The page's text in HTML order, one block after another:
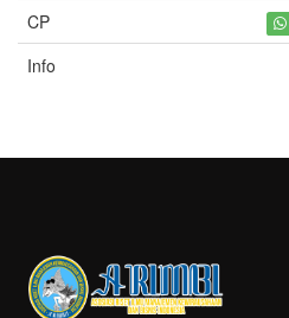
CP
Info